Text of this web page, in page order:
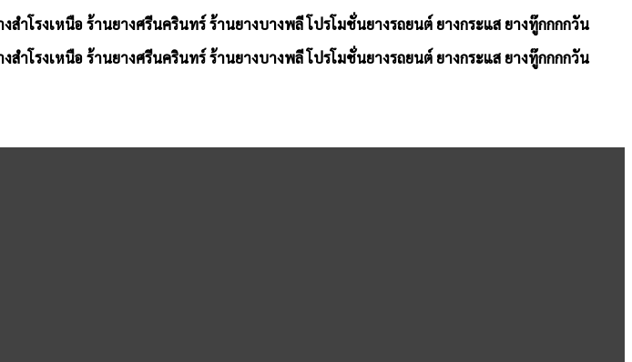
ำโรงเหนือ ร้านยางศรีนครินทร์ ร้านยางบางพลี โปรโมชั่นยางรถยนต์ ยางกระแส ยางทู๊กกกกวัน
ำโรงเหนือ ร้านยางศรีนครินทร์ ร้านยางบางพลี โปรโมชั่นยางรถยนต์ ยางกระแส ยางทู๊กกกกวัน